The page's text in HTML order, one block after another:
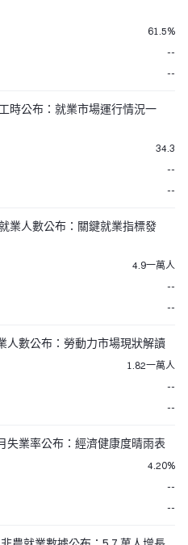
61.5%
--
--
時公布：就業市場運行情況一
34.3
--
--
業人數公布：關鍵就業指標發
4.9一萬人
--
--
人數公布：勞動力市場現狀解讀
1.82一萬人
--
--
失業率公布：經濟健康度晴雨表
4.20%
--
--